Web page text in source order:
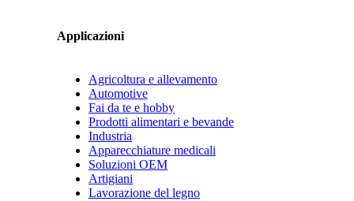
Applicazioni
Agricoltura e allevamento
Automotive
Fai da te e hobby
Prodotti alimentari e bevande
Industria
Apparecchiature medicali
Soluzioni OEM
Artigiani
Lavorazione del legno